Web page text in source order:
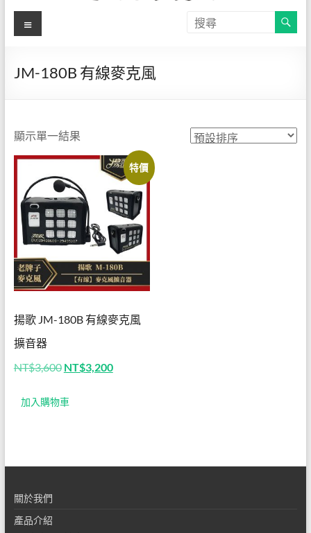
【揚
學麥
直營
店】
官方
線上
購物
網站
─JM-
有線
麥克
音器
擴音
於
有
歌-
學
用
麥
風
選
單
JM-180B 有線麥克風
顯示單一結果
特價
揚歌 JM-180B 有線麥克風
擴音器
NT$3,600 原
價
格：
NT$3,200目
加入購物車
關於我們
產品介紹